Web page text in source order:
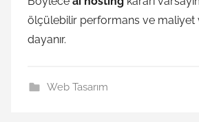
ölçülebilir performans ve maliyet
dayanır.
Web Tasarım